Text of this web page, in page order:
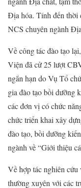
Địa hóa. Tính đến thời
NCS chuyên ngành
Về công tác đào tạo
Viện đã cử 25 lượt
ngắn hạn do Vụ Tổ
gia đào tạo bồi dưỡng
các đơn vị có chức
chức triển khai xây
đào tạo, bồi dưỡng
ngành về “Giới thiệu
Về hợp tác nghiên
thường xuyên với các